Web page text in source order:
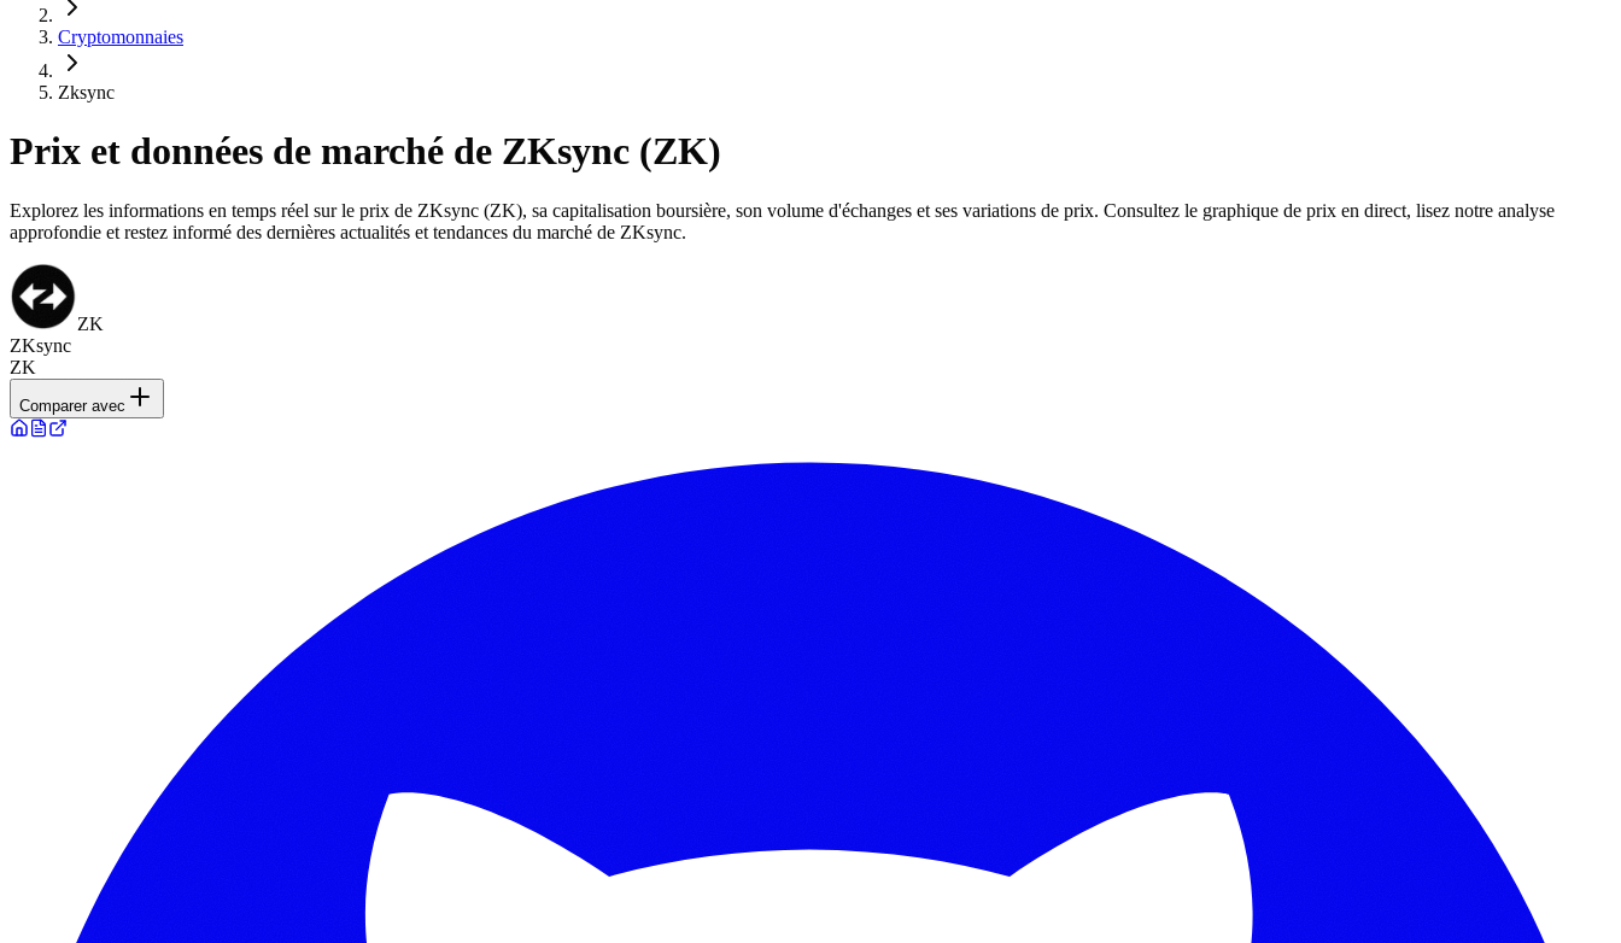
Cryptomonnaies
Zksync
Prix et données de marché de ZKsync (ZK)
Explorez les informations en temps réel sur le prix de ZKsync (ZK), sa capitalisation boursière, son volume d'échanges et ses variations de prix. Consultez le graphique de prix en direct, lisez notre analyse
approfondie et restez informé des dernières actualités et tendances du marché de ZKsync.
ZK
ZKsync
ZK
Comparer avec